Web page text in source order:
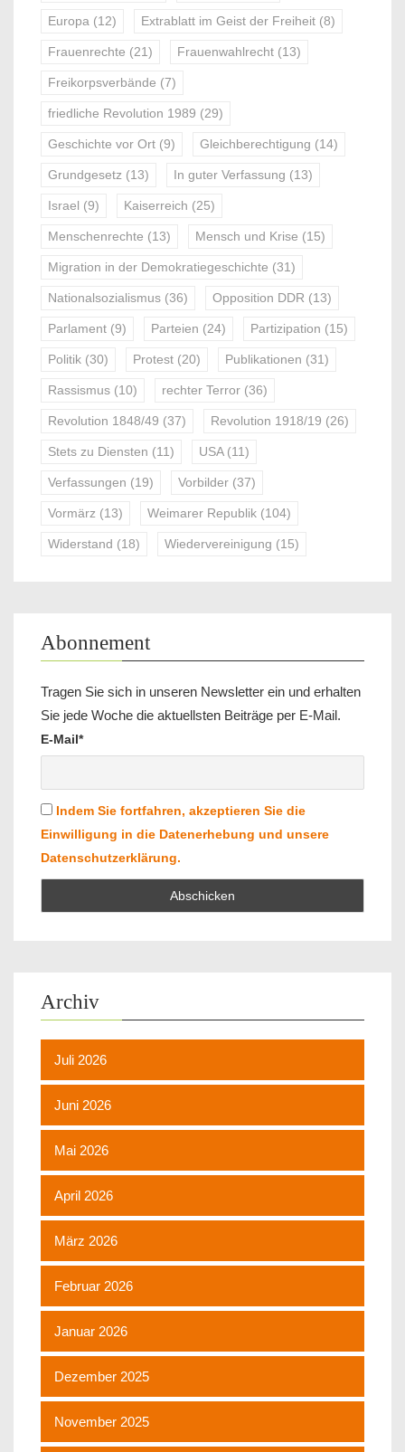
Europa (12) Extrablatt im Geist der Freiheit (8)
Frauenrechte (21) Frauenwahlrecht (13)
Freikorpsverbände (7)
friedliche Revolution 1989 (29)
Geschichte vor Ort (9) Gleichberechtigung (14)
Grundgesetz (13) In guter Verfassung (13)
Israel (9) Kaiserreich (25)
Menschenrechte (13) Mensch und Krise (15)
Migration in der Demokratiegeschichte (31)
Nationalsozialismus (36) Opposition DDR (13)
Parlament (9) Parteien (24) Partizipation (15)
Politik (30) Protest (20) Publikationen (31)
Rassismus (10) rechter Terror (36)
Revolution 1848/49 (37) Revolution 1918/19 (26)
Stets zu Diensten (11) USA(11)
Verfassungen (19) Vorbilder (37)
Vormärz (13) Weimarer Republik (104)
Widerstand (18) Wiedervereinigung (15)
Abonnement
Tragen Sie sich in unseren Newsletter ein und erhalten
Sie jede Woche die aktuellsten Beiträge per E-Mail.
E-Mail*
Indem Sie fortfahren, akzeptieren Sie die
Einwilligung in die Datenerhebung und unsere
Datenschutzerklärung.
Archiv
Juli 2026
Juni 2026
Mai 2026
April 2026
März 2026
Februar 2026
Januar 2026
Dezember 2025
November 2025